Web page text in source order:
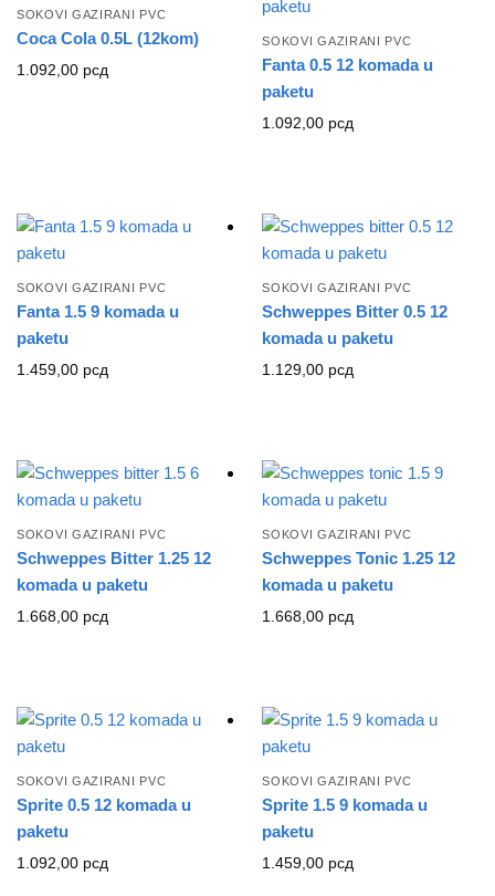
SOKOVI GAZIRANI PVC
Coca Cola 0.5L (12kom)
1.092,00 рсд
SOKOVI GAZIRANI PVC
Fanta 0.5 12 komada u
paketu
1.092,00 рсд
SOKOVI GAZIRANI PVC
Fanta 1.5 9 komada u
paketu
1.459,00 рсд
SOKOVI GAZIRANI PVC
Schweppes Bitter 0.5 12
komada u paketu
1.129,00 рсд
SOKOVI GAZIRANI PVC
Schweppes Bitter 1.25 12
komada u paketu
1.668,00 рсд
SOKOVI GAZIRANI PVC
Schweppes Tonic 1.25 12
komada u paketu
1.668,00 рсд
SOKOVI GAZIRANI PVC
Sprite 0.5 12 komada u
paketu
1.092,00 рсд
SOKOVI GAZIRANI PVC
Sprite 1.5 9 komada u
paketu
1.459,00 рсд